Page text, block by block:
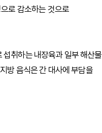
로 감소하는 것으로
취하는 내장육과 일부 해산물
방 음식은 간 대사에 부담을